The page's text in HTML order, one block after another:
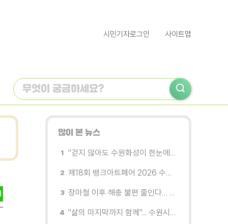
시민기자로그인 사이트맵
많이 본 뉴스
"걷지 않아도 수원화성이 한눈에"…무장애 관광버스 '수원행차' 타보니
제18회 뱅크아트페어 2026 수원 개막, '나도 그림을 소유한다'
장마철 이후 해충 불편 줄인다… 영통구보건소, 신동수변공원·원천리천 집중 방제
"삶의 마지막까지 함께"... 수원시 8개 기관, 어르신 돌봄의 손을 맞잡다